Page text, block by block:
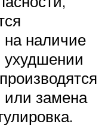
наличие
ухудшении
замена